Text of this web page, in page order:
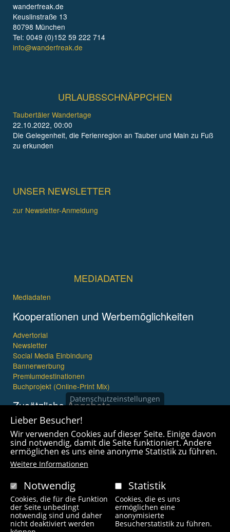
wanderfreak.de
Keuslinstraße 13
80798 München
Tel: 0049 (0)152 59 222 714
info@wanderfreak.de
URLAUBSSCHNÄPPCHEN
Taubertäler Wandertage
22.10.2022, 00:00
Die Gelegenheit, die Ferienregion an Tauber und Main zu Fuß
zu erkunden
UNSER NEWSLETTER
zur Newsletter-Anmeldung
MEDIADATEN
Mediadaten
Kooperationen und Werbemöglichkeiten
Advertorial
Newsletter
Social Media Einbindung
Bannerwerbung
Premiumdestinationen
Buchprojekt (Online-Print Mix)
Zusätzliche Angebote
Imagefilme und mehr
360° x 360° Fotografie
Copyright © 2021 wanderfreak.de. Alle Rechte vorbehalten.
Datenschutzeinstellungen
Lieber Besucher!
Wir verwenden Cookies auf dieser Seite. Einige davon
sind notwendig, damit die Seite funktioniert. Andere
ermöglichen es uns eine anonyme Statistik zu führen.
Weitere Informationen
Notwendig
Cookies, die für die Funktion
der Seite unbedingt
notwendig sind und daher
nicht deaktiviert werden
Statistik
Cookies, die es uns
ermöglichen eine
anonymisierte
Besucherstatistik zu führen.